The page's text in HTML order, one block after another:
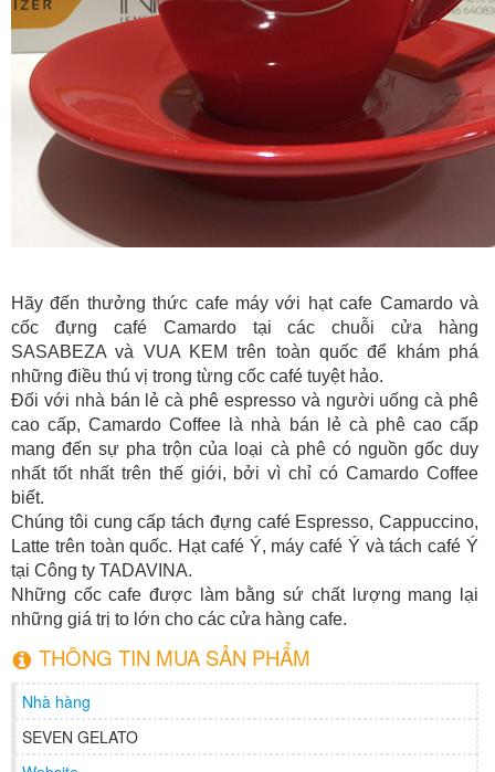
Hãy đến thưởng thức cafe máy với hạt cafe Camardo và
cốc đựng café Camardo tại các chuỗi cửa hàng
SASABEZA và VUA KEM trên toàn quốc để khám phá
những điều thú vị trong từng cốc café tuyệt hảo.
Đối với nhà bán lẻ cà phê espresso và người uống cà phê
cao cấp, Camardo Coffee là nhà bán lẻ cà phê cao cấp
mang đến sự pha trộn của loại cà phê có nguồn gốc duy
nhất tốt nhất trên thế giới, bởi vì chỉ có Camardo Coffee
biết.
Chúng tôi cung cấp tách đựng café Espresso, Cappuccino,
Latte trên toàn quốc. Hạt café Ý, máy café Ý và tách café Ý
tại Công ty TADAVINA.
Những cốc cafe được làm bằng sứ chất lượng mang lại
những giá trị to lớn cho các cửa hàng cafe.
THÔNG TIN MUA SẢN PHẨM
Nhà hàng
SEVEN GELATO